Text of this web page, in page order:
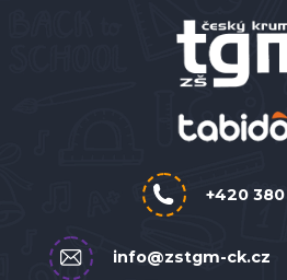
+420 380
info@zstgm-ck.cz